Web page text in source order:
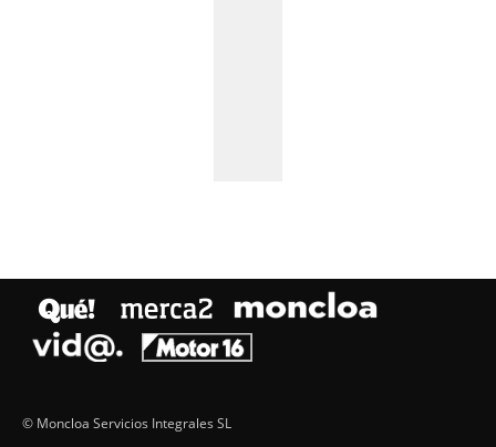
© Moncloa Servicios Integrales SL